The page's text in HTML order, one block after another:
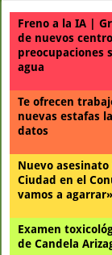
Freno a la IA |
de nuevos
preocupaciones
agua
Te ofrecen
nuevas estafas
datos
Nuevo
Ciudad en el
vamos a agarrar»
Examen
de Candela